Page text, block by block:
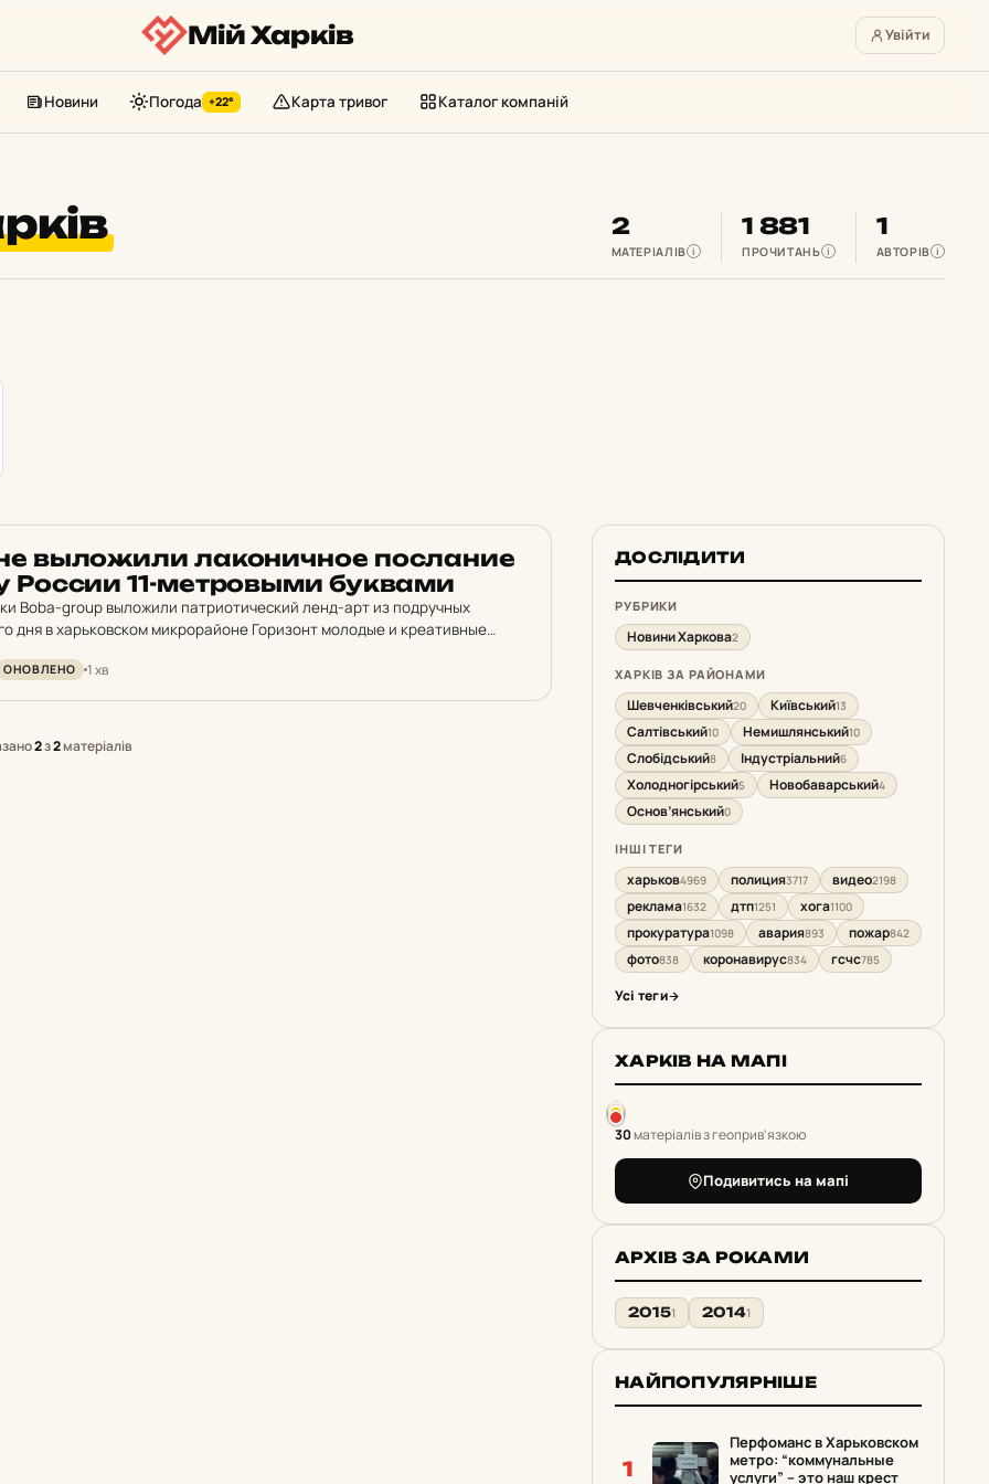
Мій Харків Увійти
Новини Погода +22° Карта тривог Каталог компаній
2
МАТЕРІАЛІВ i
1 881
ПРОЧИТАНЬ i
1
АВТОРІВ i
выло­жи­ли ла­ко­нич­ное пос­ла­ние
России 11-мет­ров­ыми бук­ва­ми
Boba-group выложили патриотический ленд-арт из подручных
дня в харьковском микрорайоне Горизонт молодые и креативные
ОНОВЛЕНО 1 хв
2з2матеріалів
ДОСЛІДИТИ
РУБРИКИ
Новини Харкова2
ХАРКІВ ЗА РАЙОНАМИ
Шевченківський20 Київський13
Салтівський10 Немишлянський10
Слобідський8 Індустріальний6
Холодногірський5 Новобаварський4
Основ’янський0
ІНШІ ТЕГИ
харьков4969 полиция3717 видео2198
реклама1632 дтп1251 хога1100
прокуратура1098 авария893 пожар842
фото838 коронавирус834 гсчс785
Усі теги
ХАРКІВ НА МАПІ
30матеріалів з геоприв'язкою
Подивитись на мапі
АРХІВ ЗА РОКАМИ
20151 20141
НАЙПОПУЛЯРНІШЕ
1
Перфоманс в Харьковском
метро: “коммунальные
услуги” – это наш крест